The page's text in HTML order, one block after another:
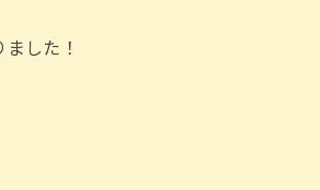
した！